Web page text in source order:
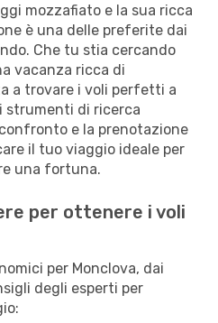
mozzafiato e la sua ricca
è una delle preferite dai
Che tu stia cercando
vacanza ricca di
a trovare i voli perfetti a
strumenti di ricerca
e la prenotazione
il tuo viaggio ideale per
una fortuna.
per ottenere i voli
per Monclova, dai
degli esperti per